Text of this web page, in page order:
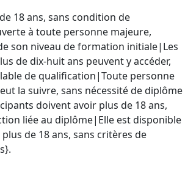
18 ans, sans condition de
à toute personne majeure,
son niveau de formation initiale|Les
de dix-huit ans peuvent y accéder,
de qualification|Toute personne
la suivre, sans nécessité de diplôme
doivent avoir plus de 18 ans,
liée au diplôme|Elle est disponible
de 18 ans, sans critères de